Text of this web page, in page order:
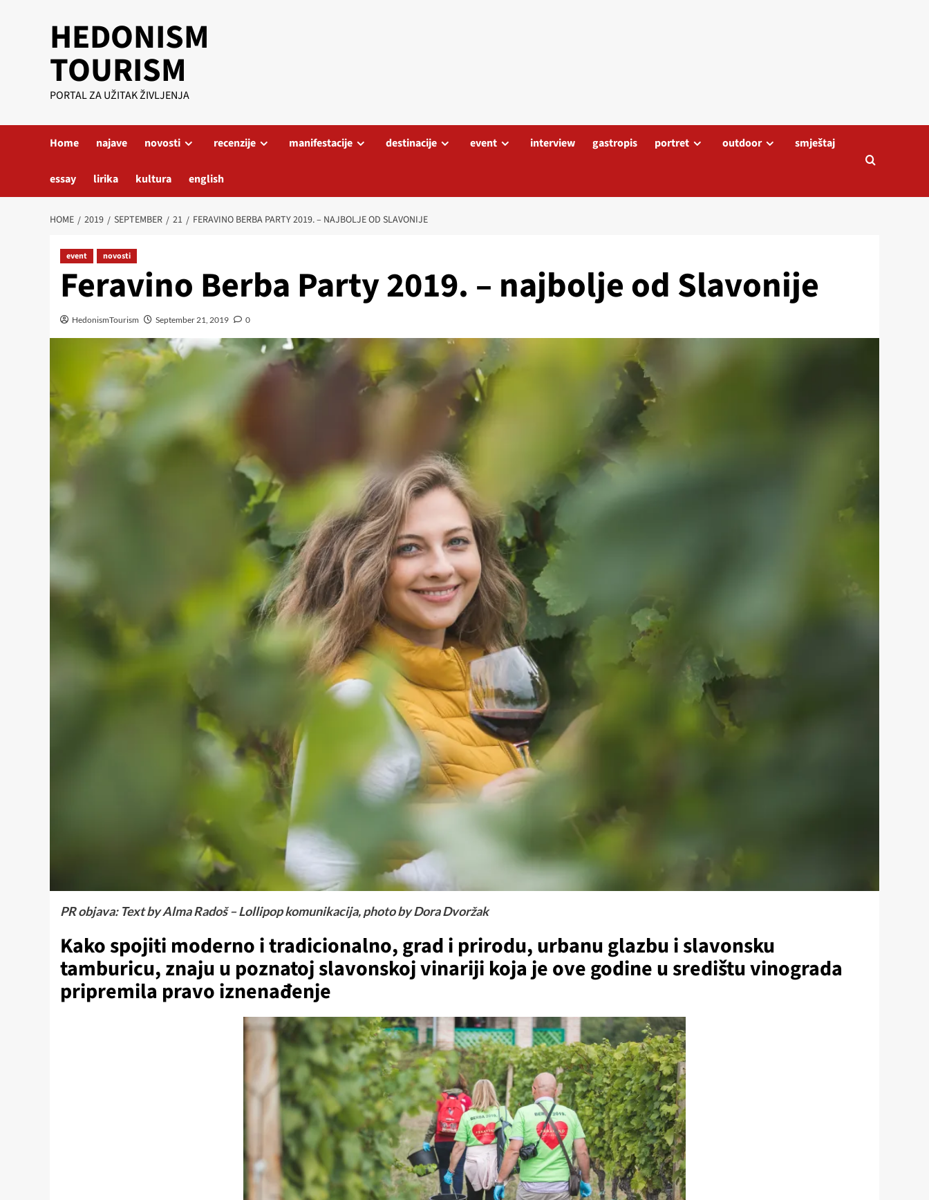
HEDONISM
TOURISM
PORTAL ZA UŽITAK ŽIVLJENJA
Home najave novosti recenzije manifestacije destinacije event interview gastropis portret outdoor smještaj
essay lirika kultura english
HOME 2019 SEPTEMBER 21 FERAVINO BERBA PARTY 2019. – NAJBOLJE OD SLAVONIJE
event novosti
Feravino Berba Party 2019. – najbolje od Slavonije
HedonismTourism September 21, 2019 0
PR objava: Text by Alma Radoš – Lollipop komunikacija, photo by Dora Dvoržak
Kako spojiti moderno i tradicionalno, grad i prirodu, urbanu glazbu i slavonsku
tamburicu, znaju u poznatoj slavonskoj vinariji koja je ove godine u središtu vinograda
pripremila pravo iznenađenje